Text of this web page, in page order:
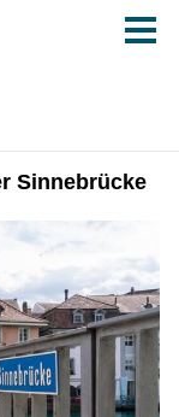
Sinnebrücke